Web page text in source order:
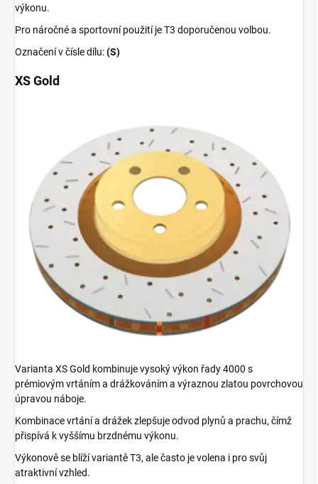
výkonu.
Pro náročné a sportovní použití je T3 doporučenou volbou.
Označení v čísle dílu:(S)
XS Gold
Varianta XS Gold kombinuje vysoký výkon řady 4000 s
prémiovým vrtáním a drážkováním a výraznou zlatou povrchovou
úpravou náboje.
Kombinace vrtání a drážek zlepšuje odvod plynů a prachu, čímž
přispívá k vyššímu brzdnému výkonu.
Výkonově se blíží variantě T3, ale často je volena i pro svůj
atraktivní vzhled.